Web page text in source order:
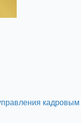
кадровым